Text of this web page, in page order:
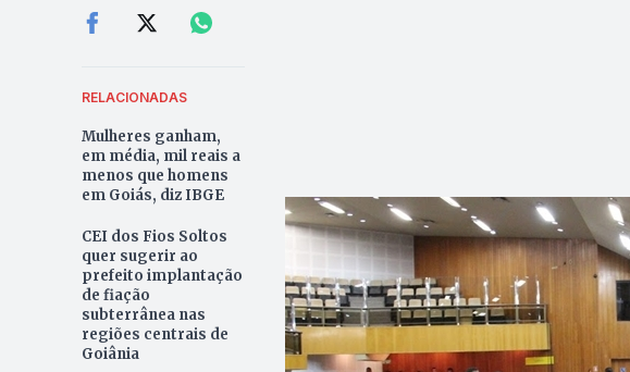
RELACIONADAS
Mulheres ganham,
em média, mil reais a
menos que homens
em Goiás, diz IBGE
CEI dos Fios Soltos
quer sugerir ao
prefeito implantação
de fiação
subterrânea nas
regiões centrais de
Goiânia